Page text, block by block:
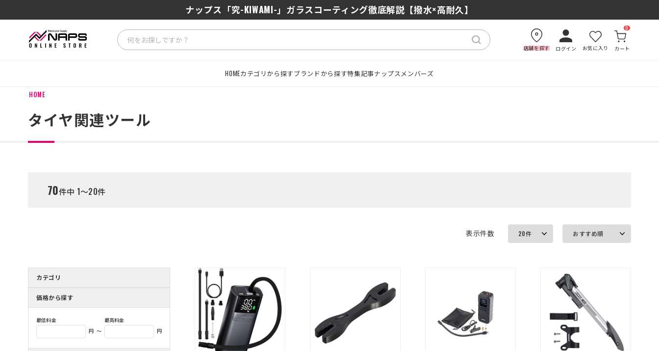
ナップス「究-KIWAMI-」ガラスコーティング徹底解説【撥水×高耐久】
SENA J30/J10を徹底比較｜コスパ最強インカムはどっち？初心者にもおすすめの理由
店舗を探す ログイン お気に入り カート
0
HOMEカテゴリから探すブランドから探す特集記事ナップスメンバーズ
HOME
タイヤ関連ツール
70件中 1～20件
表示件数
カテゴリ
価格から探す
最低料金
円 ～
最高料金
円